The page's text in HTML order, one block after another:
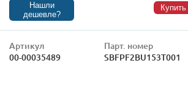
Нашли
дешевле?
Артикул
00-00035489
Парт. номер
SBFPF2BU153T001